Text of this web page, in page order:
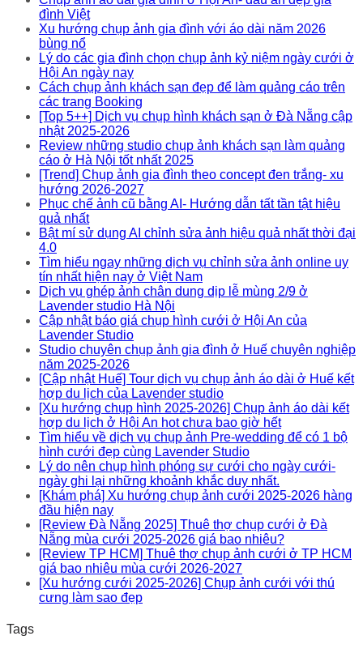
đình Việt
Xu hướng chụp ảnh gia đình với áo dài năm 2026
bùng nổ
Lý do các gia đình chọn chụp ảnh kỷ niệm ngày cưới ở
Hội An ngày nay
Cách chụp ảnh khách sạn đẹp để làm quảng cáo trên
các trang Booking
[Top 5++] Dịch vụ chụp hình khách sạn ở Đà Nẵng cập
nhật 2025-2026
Review những studio chụp ảnh khách sạn làm quảng
cáo ở Hà Nội tốt nhất 2025
[Trend] Chụp ảnh gia đình theo concept đen trắng- xu
hướng 2026-2027
Phục chế ảnh cũ bằng AI- Hướng dẫn tất tần tật hiệu
quả nhất
Bật mí sử dụng AI chỉnh sửa ảnh hiệu quả nhất thời đại
4.0
Tìm hiểu ngay những dịch vụ chỉnh sửa ảnh online uy
tín nhất hiện nay ở Việt Nam
Dịch vụ ghép ảnh chân dung dịp lễ mùng 2/9 ở
Lavender studio Hà Nội
Cập nhật báo giá chụp hình cưới ở Hội An của
Lavender Studio
Studio chuyên chụp ảnh gia đình ở Huế chuyên nghiệp
năm 2025-2026
[Cập nhật Huế] Tour dịch vụ chụp ảnh áo dài ở Huế kết
hợp du lịch của Lavender studio
[Xu hướng chụp hình 2025-2026] Chụp ảnh áo dài kết
hợp du lịch ở Hội An hot chưa bao giờ hết
Tìm hiểu về dịch vụ chụp ảnh Pre-wedding để có 1 bộ
hình cưới đẹp cùng Lavender Studio
Lý do nên chụp hình phóng sự cưới cho ngày cưới-
ngày ghi lại những khoảnh khắc duy nhất.
[Khám phá] Xu hướng chụp ảnh cưới 2025-2026 hàng
đầu hiện nay
[Review Đà Nẵng 2025] Thuê thợ chụp cưới ở Đà
Nẵng mùa cưới 2025-2026 giá bao nhiêu?
[Review TP HCM] Thuê thợ chụp ảnh cưới ở TP HCM
giá bao nhiêu mùa cưới 2026-2027
[Xu hướng cưới 2025-2026] Chụp ảnh cưới với thú
cưng làm sao đẹp
Tags